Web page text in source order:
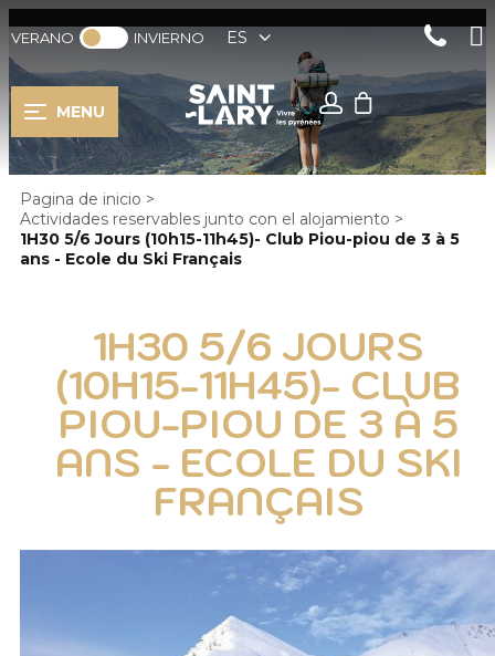
VERANO INVIERNO ES
MENU
Pagina de inicio >
Actividades reservables junto con el alojamiento >
1H30 5/6 Jours (10h15-11h45)- Club Piou-piou de 3 à 5
ans - Ecole du Ski Français
1H30 5/6 JOURS
(10H15-11H45)- CLUB
PIOU-PIOU DE 3 À 5
ANS - ECOLE DU SKI
FRANÇAIS